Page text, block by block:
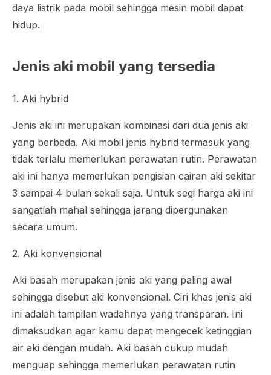
daya listrik pada mobil sehingga mesin mobil dapat
hidup.
Jenis aki mobil yang tersedia
1. Aki hybrid
Jenis aki ini merupakan kombinasi dari dua jenis aki
yang berbeda. Aki mobil jenis hybrid termasuk yang
tidak terlalu memerlukan perawatan rutin. Perawatan
aki ini hanya memerlukan pengisian cairan aki sekitar
3 sampai 4 bulan sekali saja. Untuk segi harga aki ini
sangatlah mahal sehingga jarang dipergunakan
secara umum.
2. Aki konvensional
Aki basah merupakan jenis aki yang paling awal
sehingga disebut aki konvensional. Ciri khas jenis aki
ini adalah tampilan wadahnya yang transparan. Ini
dimaksudkan agar kamu dapat mengecek ketinggian
air aki dengan mudah. Aki basah cukup mudah
menguap sehingga memerlukan perawatan rutin